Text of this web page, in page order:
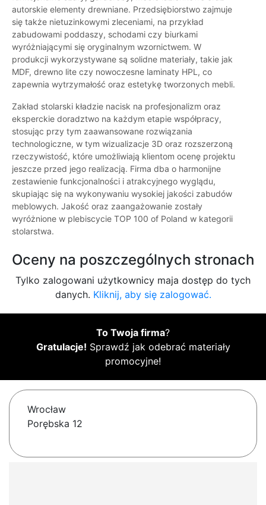
autorskie elementy drewniane. Przedsiębiorstwo zajmuje
się także nietuzinkowymi zleceniami, na przykład
zabudowami poddaszy, schodami czy biurkami
wyróżniającymi się oryginalnym wzornictwem. W
produkcji wykorzystywane są solidne materiały, takie jak
MDF, drewno lite czy nowoczesne laminaty HPL, co
zapewnia wytrzymałość oraz estetykę tworzonych mebli.
Zakład stolarski kładzie nacisk na profesjonalizm oraz
eksperckie doradztwo na każdym etapie współpracy,
stosując przy tym zaawansowane rozwiązania
technologiczne, w tym wizualizacje 3D oraz rozszerzoną
rzeczywistość, które umożliwiają klientom ocenę projektu
jeszcze przed jego realizacją. Firma dba o harmonijne
zestawienie funkcjonalności i atrakcyjnego wyglądu,
skupiając się na wykonywaniu wysokiej jakości zabudów
meblowych. Jakość oraz zaangażowanie zostały
wyróżnione w plebiscycie TOP 100 of Poland w kategorii
stolarstwa.
Oceny na poszczególnych stronach
Tylko zalogowani użytkownicy maja dostęp do tych
danych. Kliknij, aby się zalogować.
To Twoja firma?
Gratulacje! Sprawdź jak odebrać materiały
promocyjne!
Wrocław
Porębska 12